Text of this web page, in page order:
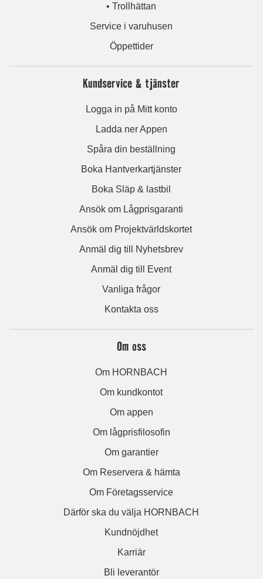
• Trollhättan
Service i varuhusen
Öppettider
Kundservice & tjänster
Logga in på Mitt konto
Ladda ner Appen
Spåra din beställning
Boka Hantverkartjänster
Boka Släp & lastbil
Ansök om Lågprisgaranti
Ansök om Projektvärldskortet
Anmäl dig till Nyhetsbrev
Anmäl dig till Event
Vanliga frågor
Kontakta oss
Om oss
Om HORNBACH
Om kundkontot
Om appen
Om lågprisfilosofin
Om garantier
Om Reservera & hämta
Om Företagsservice
Därför ska du välja HORNBACH
Kundnöjdhet
Karriär
Bli leverantör